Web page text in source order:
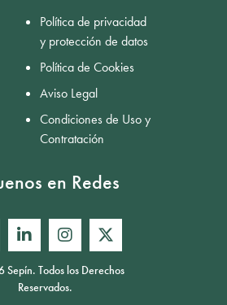
Política de privacidad
y protección de datos
Política de Cookies
Aviso Legal
Condiciones de Uso y
Contratación
en Redes
Todos los Derechos
Reservados.